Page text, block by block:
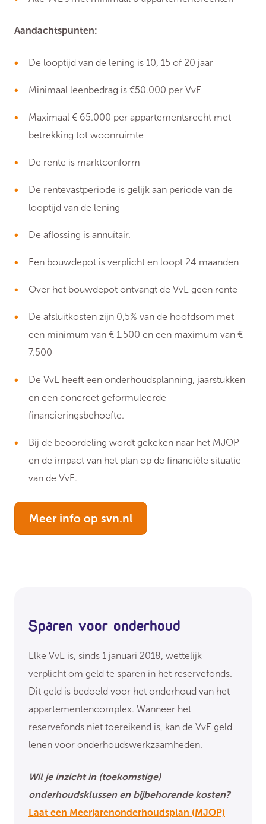
Aandachtspunten:
De looptijd van de lening is 10, 15 of 20 jaar
Minimaal leenbedrag is €50.000 per VvE
Maximaal € 65.000 per appartementsrecht met
betrekking tot woonruimte
De rente is marktconform
De rentevastperiode is gelijk aan periode van de
looptijd van de lening
De aflossing is annuïtair.
Een bouwdepot is verplicht en loopt 24 maanden
Over het bouwdepot ontvangt de VvE geen rente
De afsluitkosten zijn 0,5% van de hoofdsom met
een minimum van € 1.500 en een maximum van €
7.500
De VvE heeft een onderhoudsplanning, jaarstukken
en een concreet geformuleerde
financieringsbehoefte.
Bij de beoordeling wordt gekeken naar het MJOP
en de impact van het plan op de financiële situatie
van de VvE.
Meer info op svn.nl
Sparen voor onderhoud
Elke VvE is, sinds 1 januari 2018, wettelijk
verplicht om geld te sparen in het reservefonds.
Dit geld is bedoeld voor het onderhoud van het
appartementencomplex. Wanneer het
reservefonds niet toereikend is, kan de VvE geld
lenen voor onderhoudswerkzaamheden.
Wil je inzicht in (toekomstige)
onderhoudsklussen en bijbehorende kosten?
Laat een Meerjarenonderhoudsplan (MJOP)